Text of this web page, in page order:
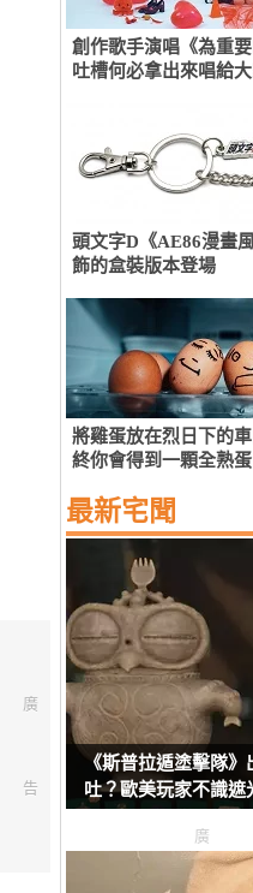
廣
告
創作歌手演唱《為重
吐槽何必拿出來唱給
頭文字D《AE86漫畫
飾的盒裝版本登場
將雞蛋放在烈日下的
終你會得到一顆全熟蛋
最新宅聞
《斯普拉遁塗擊隊
吐？歐美玩家不識遮